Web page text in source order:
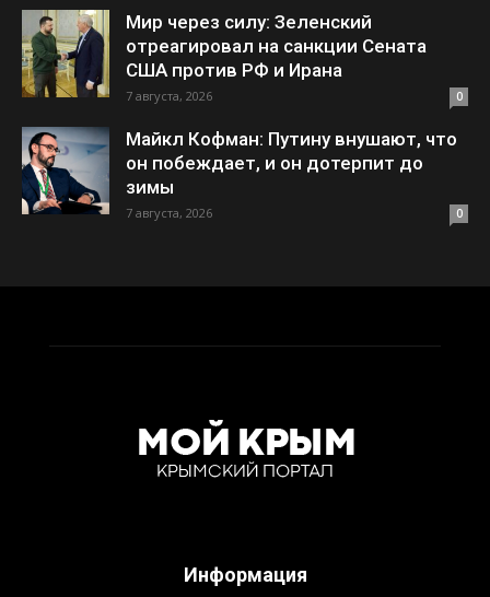
Мир через силу: Зеленский
отреагировал на санкции Сената
США против РФ и Ирана
7 августа, 2026 0
Майкл Кофман: Путину внушают, что
он побеждает, и он дотерпит до
зимы
7 августа, 2026 0
Информация